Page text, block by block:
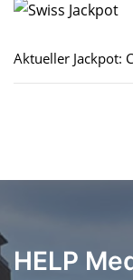
Aktueller Jackpot:
HELP